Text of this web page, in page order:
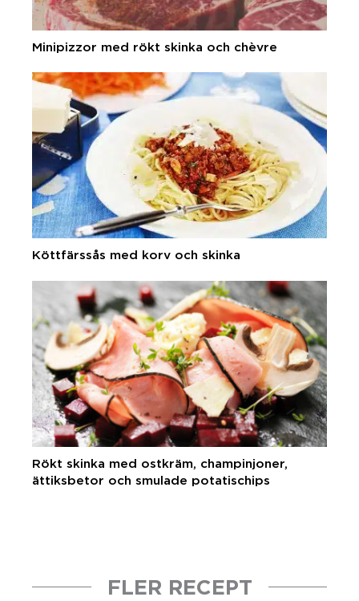
Minipizzor med rökt skinka och chèvre
Köttfärssås med korv och skinka
Rökt skinka med ostkräm, champinjoner,
ättiksbetor och smulade potatischips
FLER RECEPT